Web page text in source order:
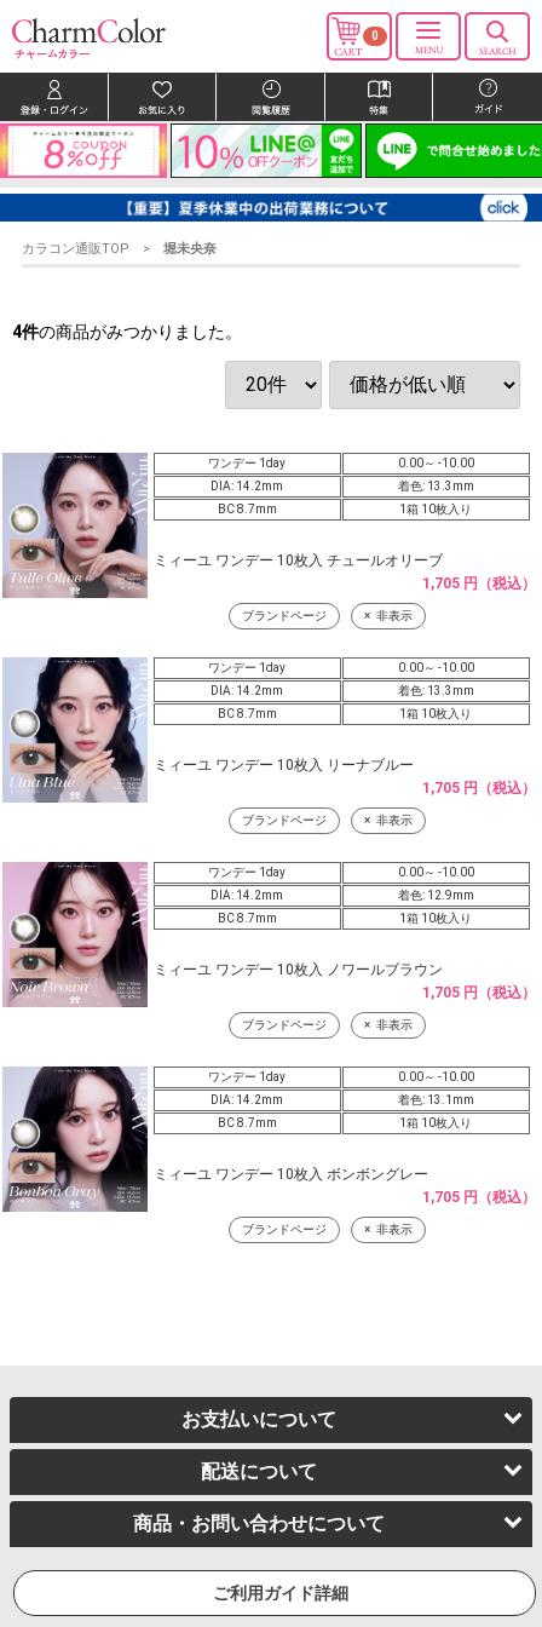
0
カラコン通販TOP 堀未央奈
4件の商品がみつかりました。
ワンデー 1day
0.00～ -10.00
DIA: 14.2mm
着色: 13.3mm
BC 8.7mm
1箱 10枚入り
ミィーユ ワンデー 10枚入 チュールオリーブ
1,705 円（税込）
ブランドページ 非表示
ワンデー 1day
0.00～ -10.00
DIA: 14.2mm
着色: 13.3mm
BC 8.7mm
1箱 10枚入り
ミィーユ ワンデー 10枚入 リーナブルー
1,705 円（税込）
ブランドページ 非表示
ワンデー 1day
0.00～ -10.00
DIA: 14.2mm
着色: 12.9mm
BC 8.7mm
1箱 10枚入り
ミィーユ ワンデー 10枚入 ノワールブラウン
1,705 円（税込）
ブランドページ 非表示
ワンデー 1day
0.00～ -10.00
DIA: 14.2mm
着色: 13.1mm
BC 8.7mm
1箱 10枚入り
ミィーユ ワンデー 10枚入 ボンボングレー
1,705 円（税込）
ブランドページ 非表示
お支払いについて
配送について
商品・お問い合わせについて
ご利用ガイド詳細